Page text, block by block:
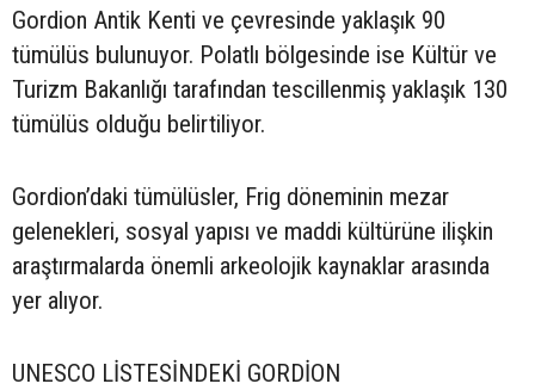
Gordion Antik Kenti ve çevresinde yaklaşık 90
tümülüs bulunuyor. Polatlı bölgesinde ise Kültür ve
Turizm Bakanlığı tarafından tescillenmiş yaklaşık 130
tümülüs olduğu belirtiliyor.
Gordion’daki tümülüsler, Frig döneminin mezar
gelenekleri, sosyal yapısı ve maddi kültürüne ilişkin
araştırmalarda önemli arkeolojik kaynaklar arasında
yer alıyor.
UNESCO LİSTESİNDEKİ GORDİON